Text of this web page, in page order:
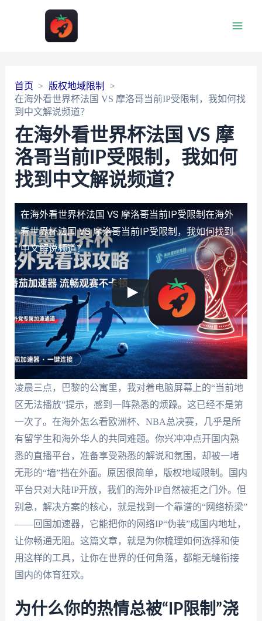
首页
版权地域限制
在海外看世界杯法国 VS 摩洛哥当前IP受限制，我如何找
到中文解说频道？
在海外看世界杯法国 VS 摩
洛哥当前IP受限制，我如何
找到中文解说频道？
在海外看世界杯法国 VS 摩洛哥当前IP受限制 在海外
看世界杯法国 VS 摩洛哥当前IP受限制，我如何找到
中文解说频道？
凌晨三点，巴黎的公寓里，我对着电脑屏幕上的“当前地
区无法播放”提示，感到一阵熟悉的烦躁。这已经不是第
一次了。在海外怎么看欧洲杯、NBA总决赛，几乎是所
有留学生和海外华人的共同难题。你兴冲冲点开国内熟
悉的直播平台，准备享受熟悉的解说和氛围，却被一堵
无形的“墙”挡在外面。原因很简单，版权地域限制。国内
平台只对大陆IP开放，我们的海外IP自然被拒之门外。但
别急，解决方案的核心，就是找到一个靠谱的“网络桥梁”
——回国加速器，它能把你的网络IP“伪装”成国内地址，
让你畅通无阻。这篇文章，就是为你梳理如何选择和使
用这样的工具，让你在世界的任何角落，都能无缝衔接
国内的体育狂欢。
为什么你的热情总被“IP限制”浇